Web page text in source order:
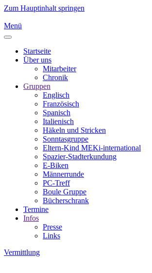
Zum Hauptinhalt springen
Menü
Startseite
Über uns
Mitarbeiter
Chronik
Gruppen
Englisch
Französisch
Spanisch
Italienisch
Häkeln und Stricken
Sonntasgruppe
Eltern-Kind MEKi-international
Spazier-Stadterkundung
E-Biken
Männerrunde
PC-Treff
Boule Gruppe
Bücherschrank
Termine
Infos
Presse
Links
Vermittlung